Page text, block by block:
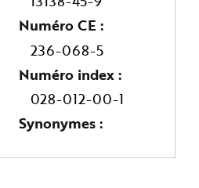
Numéro CE
236-068-5
Numéro index
028-012-00-1
Synonymes